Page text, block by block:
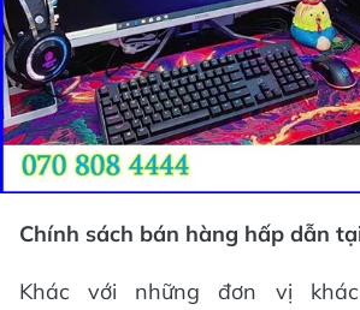
Chính sách bán hàng hấp dẫn
Khác với những đơn vị